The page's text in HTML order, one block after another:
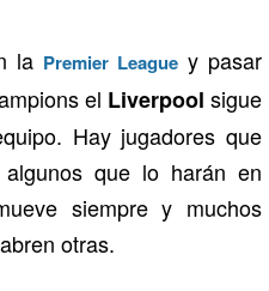
la Premier League y pasar
el Liverpool sigue
Hay jugadores que
que lo harán en
siempre y muchos
otras.